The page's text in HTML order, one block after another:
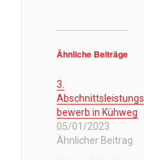
Ähnliche Beiträge
3.
Abschnittsleistungs
bewerb in Kühweg
05/01/2023
Ähnlicher Beitrag